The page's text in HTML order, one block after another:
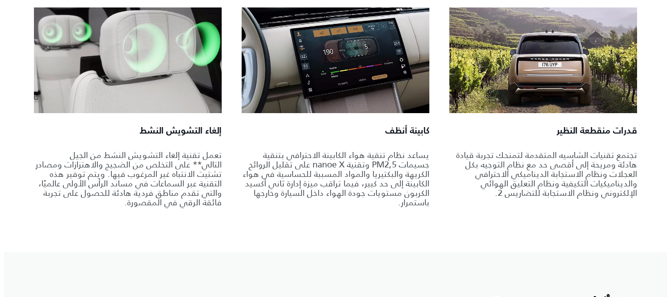
قدرات منقطعة النظير
تجتمع تقنيات الشاسيه المتقدمة لتمنحك تجربة قيادة
هادئة ومريحة إلى أقصى حد مع نظام التوجيه بكل
العجلات ونظام الاستجابة الديناميكي الاحترافي
والديناميكيات التكيفية ونظام التعليق الهوائي
الإلكتروني ونظام الاستجابة للتضاريس 2.
كابينة أنظف
يساعد نظام تنقية هواء الكابينة الاحترافي بتنقية
جسيمات PM2,5 وتقنية nanoe X على تقليل الروائح
الكريهة والبكتيريا والمواد المسببة للحساسية في هواء
الكابينة إلى حد كبير، فيما تراقب ميزة إدارة ثاني أكسيد
الكربون مستويات جودة الهواء داخل السيارة وخارجها
باستمرار.
إلغاء التشويش النشط
تعمل تقنية إلغاء التشويش النشط من الجيل
التالي** على التخلص من الضجيج والاهتزازات ومصادر
تشتيت الانتباه غير المرغوب فيها. ويتم توفير هذه
التقنية عبر السماعات في مساند الرأس الأولى عالميًا،
والتي تقدم مناطق فردية هادئة للحصول على تجربة
فائقة الرقي في المقصورة.